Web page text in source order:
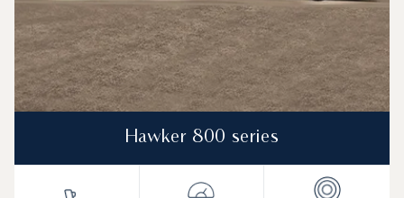
Hawker 800 series